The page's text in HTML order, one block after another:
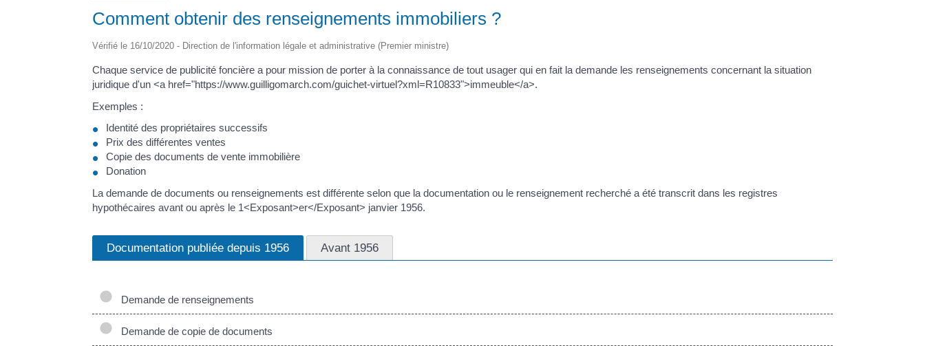
Comment obtenir des renseignements immobiliers ?
Vérifié le 16/10/2020 - Direction de l'information légale et administrative (Premier ministre)
Chaque service de publicité foncière a pour mission de porter à la connaissance de tout usager qui en fait la demande les renseignements concernant la situation
juridique d'un <a href="https://www.guilligomarch.com/guichet-virtuel?xml=R10833">immeuble</a>.
Exemples :
Identité des propriétaires successifs
Prix des différentes ventes
Copie des documents de vente immobilière
Donation
La demande de documents ou renseignements est différente selon que la documentation ou le renseignement recherché a été transcrit dans les registres
hypothécaires avant ou après le 1<Exposant>er</Exposant> janvier 1956.
Documentation publiée depuis 1956 Avant 1956
Demande de renseignements
Demande de copie de documents